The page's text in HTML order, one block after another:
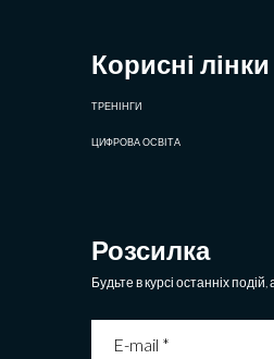
Корисні лінки
ТРЕНІНГИ
ЦИФРОВА ОСВІТА
Розсилка
Будьте в курсі останніх подій,